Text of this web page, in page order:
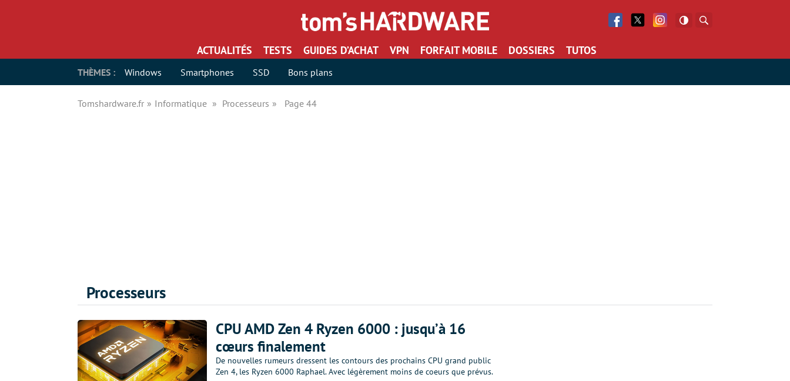
Facebook
Twitter Facebook
ACTUALITÉS TESTS GUIDES D’ACHAT VPN FORFAIT MOBILE DOSSIERS TUTOS
THÈMES : Windows Smartphones SSD Bons plans
Tomshardware.fr Informatique Processeurs Page 44
Processeurs
CPU AMD Zen 4 Ryzen 6000 : jusqu’à 16
cœurs finalement
De nouvelles rumeurs dressent les contours des prochains CPU grand public
Zen 4, les Ryzen 6000 Raphael. Avec légèrement moins de coeurs que prévus.